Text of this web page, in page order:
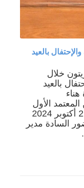
بالعيد
خلال
2025/2024 والإحتفال بالعيد
الأول
والكاتب العام للولاية يوم الإثنين 21 أكتوبر 2024
السادة مدير